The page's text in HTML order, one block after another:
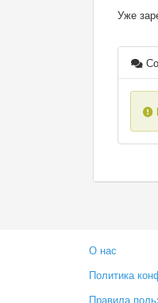
Уже
О нас
Политика
Правила